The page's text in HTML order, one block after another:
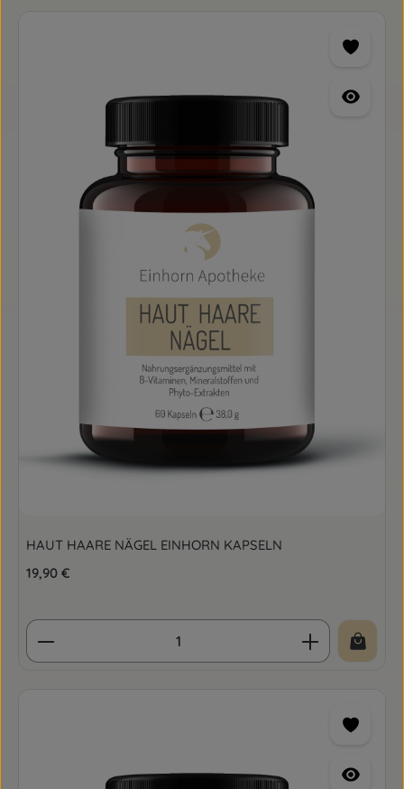
HAUT HAARE NÄGEL EINHORN KAPSELN
Regulärer Preis:
19,90 €
Produkt Anzahl: Gib den gewünschten Wert